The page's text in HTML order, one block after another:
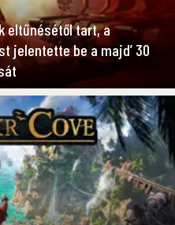
eltűnésétől tart, a
jelentette be a majd’ 30